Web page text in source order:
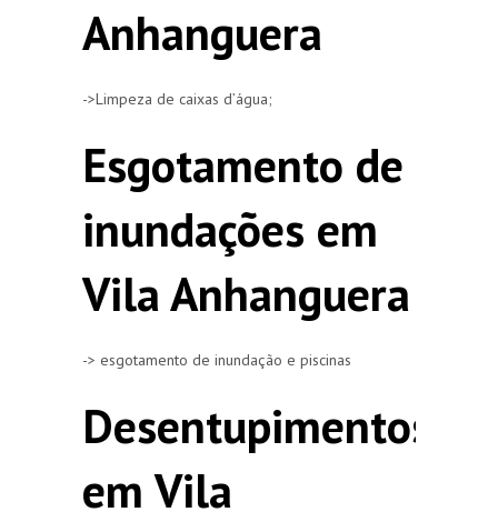
Anhanguera
->Limpeza de caixas d’água;
Esgotamento de
inundações em
Vila Anhanguera
-> esgotamento de inundação e piscinas
Desentupimentos
em Vila